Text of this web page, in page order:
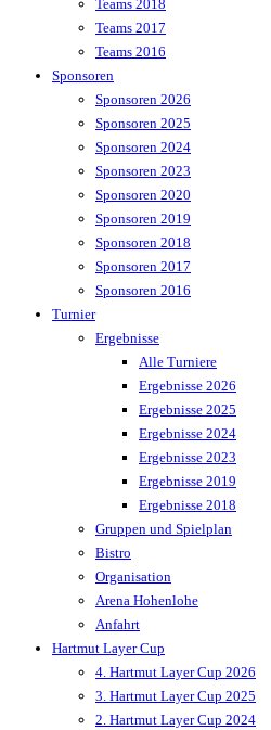
Teams 2018
Teams 2017
Teams 2016
Sponsoren
Sponsoren 2026
Sponsoren 2025
Sponsoren 2024
Sponsoren 2023
Sponsoren 2020
Sponsoren 2019
Sponsoren 2018
Sponsoren 2017
Sponsoren 2016
Turnier
Ergebnisse
Alle Turniere
Ergebnisse 2026
Ergebnisse 2025
Ergebnisse 2024
Ergebnisse 2023
Ergebnisse 2019
Ergebnisse 2018
Gruppen und Spielplan
Bistro
Organisation
Arena Hohenlohe
Anfahrt
Hartmut Layer Cup
4. Hartmut Layer Cup 2026
3. Hartmut Layer Cup 2025
2. Hartmut Layer Cup 2024